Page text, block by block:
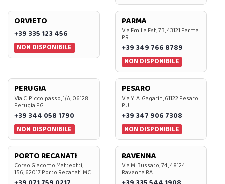
ORVIETO
+39 335 123 456
NON DISPONIBILE
PARMA
Via Emilia Est, 7B, 43121 Parma
PR
+39 349 766 8789
NON DISPONIBILE
PERUGIA
Via C. Piccolpasso, 1/A, 06128
Perugia PG
+39 344 058 1790
NON DISPONIBILE
PESARO
Via Y. A. Gagarin, 61122 Pesaro
PU
+39 347 906 7308
NON DISPONIBILE
PORTO RECANATI
Corso Giacomo Matteotti,
156, 62017 Porto Recanati MC
RAVENNA
Via M. Bussato, 74, 48124
Ravenna RA